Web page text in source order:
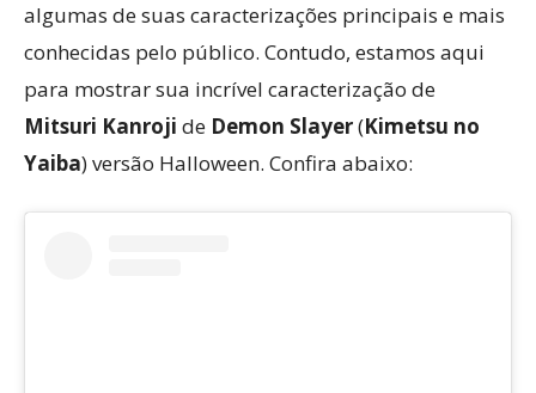
algumas de suas caracterizações principais e mais
conhecidas pelo público. Contudo, estamos aqui
para mostrar sua incrível caracterização de
Mitsuri Kanroji de Demon Slayer(Kimetsu no
Yaiba) versão Halloween. Confira abaixo: